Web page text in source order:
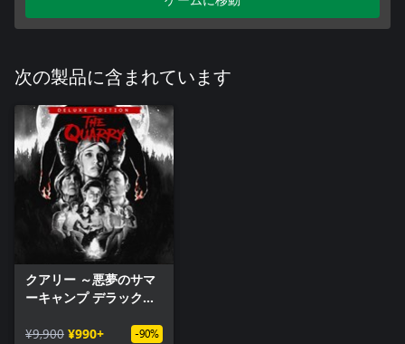
次の製品に含まれています
クアリー ～悪夢のサマ
ーキャンプ デラックス
¥9,900 ¥990+ -90%